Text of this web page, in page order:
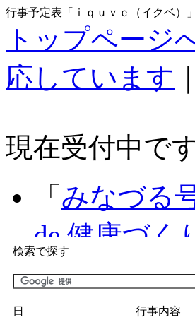
行事予定表「ｉｑｕｖｅ（イクベ）」
トップページ
応しています
現在受付中で
「 みなづる
de 健康づく
「子育て交
間：2026/
検索で探す
日 行事内容